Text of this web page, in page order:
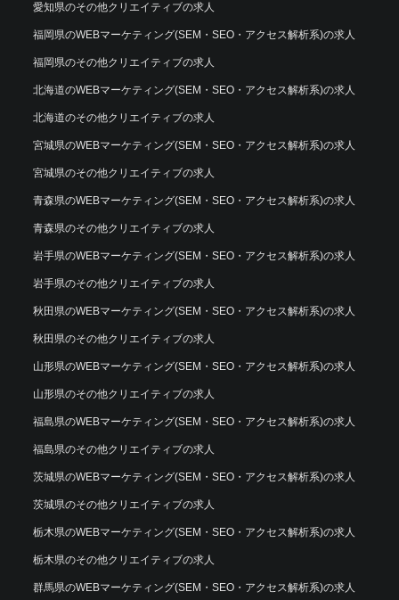
愛知県のその他クリエイティブの求人
福岡県のWEBマーケティング(SEM・SEO・アクセス解析系)の求人
福岡県のその他クリエイティブの求人
北海道のWEBマーケティング(SEM・SEO・アクセス解析系)の求人
北海道のその他クリエイティブの求人
宮城県のWEBマーケティング(SEM・SEO・アクセス解析系)の求人
宮城県のその他クリエイティブの求人
青森県のWEBマーケティング(SEM・SEO・アクセス解析系)の求人
青森県のその他クリエイティブの求人
岩手県のWEBマーケティング(SEM・SEO・アクセス解析系)の求人
岩手県のその他クリエイティブの求人
秋田県のWEBマーケティング(SEM・SEO・アクセス解析系)の求人
秋田県のその他クリエイティブの求人
山形県のWEBマーケティング(SEM・SEO・アクセス解析系)の求人
山形県のその他クリエイティブの求人
福島県のWEBマーケティング(SEM・SEO・アクセス解析系)の求人
福島県のその他クリエイティブの求人
茨城県のWEBマーケティング(SEM・SEO・アクセス解析系)の求人
茨城県のその他クリエイティブの求人
栃木県のWEBマーケティング(SEM・SEO・アクセス解析系)の求人
栃木県のその他クリエイティブの求人
群馬県のWEBマーケティング(SEM・SEO・アクセス解析系)の求人